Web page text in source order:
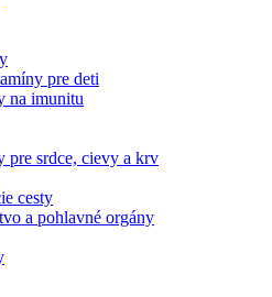
pre deti
na imunitu
srdce, cievy a krv
cesty
a pohlavné orgány